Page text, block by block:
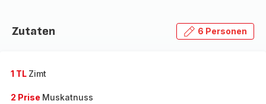
Zutaten 6 Personen
1 TL Zimt
2 Prise Muskatnuss